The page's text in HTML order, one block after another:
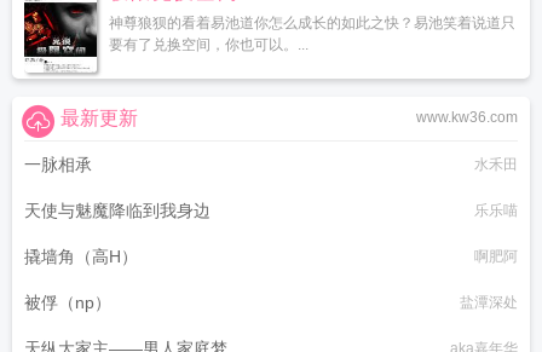
神尊狼狈的看着易池道你怎么成长的如此之快？易池笑着说道只
要有了兑换空间，你也可以。...
www.kw36.com
最新更新
一脉相承 水禾田
天使与魅魔降临到我身边 乐乐喵
撬墙角（高H） 啊肥阿
被俘（np） 盐潭深处
aka嘉年华